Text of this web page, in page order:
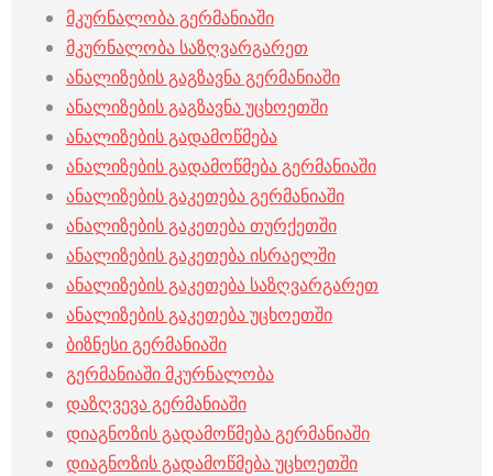
მკურნალობა გერმანიაში
მკურნალობა საზღვარგარეთ
ანალიზების გაგზავნა გერმანიაში
ანალიზების გაგზავნა უცხოეთში
ანალიზების გადამოწმება
ანალიზების გადამოწმება გერმანიაში
ანალიზების გაკეთება გერმანიაში
ანალიზების გაკეთება თურქეთში
ანალიზების გაკეთება ისრაელში
ანალიზების გაკეთება საზღვარგარეთ
ანალიზების გაკეთება უცხოეთში
ბიზნესი გერმანიაში
გერმანიაში მკურნალობა
დაზღვევა გერმანიაში
დიაგნოზის გადამოწმება გერმანიაში
დიაგნოზის გადამოწმება უცხოეთში